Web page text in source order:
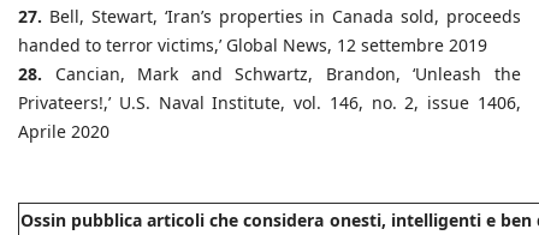
27. Bell, Stewart, ‘Iran’s properties in Canada sold, proceeds
handed to terror victims,’ Global News, 12 settembre 2019
28.
Cancian, Mark and Schwartz, Brandon, ‘Unleash the
Privateers!,’ U.S. Naval Institute, vol. 146, no. 2, issue 1406,
Aprile 2020
Ossin pubblica articoli che considera onesti, intelligenti e